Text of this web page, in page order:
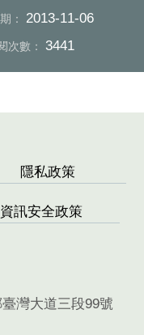
： 2013-11-06
次數： 3441
隱私政策
資訊安全政策
灣大道三段99號